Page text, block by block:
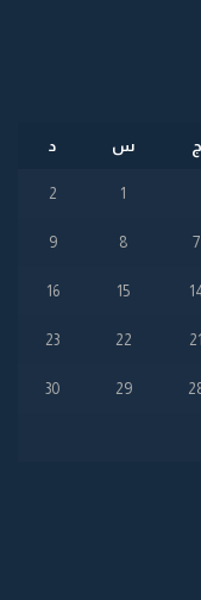
ج س د
1
2
7
8
9
15
16
21
22
23
29
30